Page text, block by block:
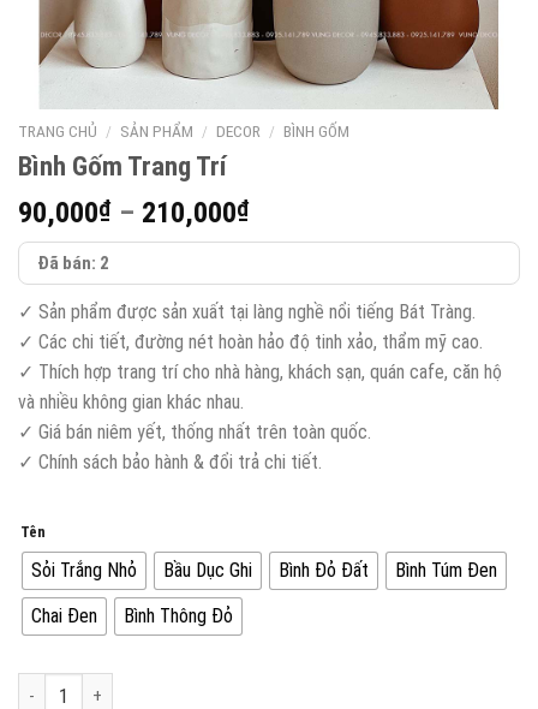
TRANG CHỦ / SẢN PHẨM / DECOR / BÌNH GỐM
Bình Gốm Trang Trí
90,000₫ – 210,000₫Khoảng
giá:
90,000₫
đến
210,000₫
Đã bán: 2
✓ Sản phẩm được sản xuất tại làng nghề nổi tiếng Bát Tràng.
✓ Các chi tiết, đường nét hoàn hảo độ tinh xảo, thẩm mỹ cao.
✓ Thích hợp trang trí cho nhà hàng, khách sạn, quán cafe, căn hộ
và nhiều không gian khác nhau.
✓ Giá bán niêm yết, thống nhất trên toàn quốc.
✓ Chính sách bảo hành & đổi trả chi tiết.
Tên
Sỏi Trắng Nhỏ Bầu Dục Ghi Bình Đỏ Đất
Bình Túm Đen
Chai Đen
Bình Thông Đỏ
Bình Gốm Trang Trí số lượng